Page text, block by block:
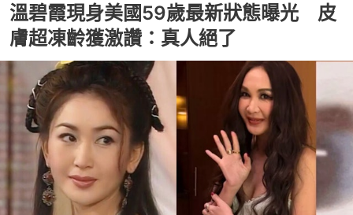
溫碧霞現身美國59歲最新狀態曝光 皮
膚超凍齡獲激讚：真人絕了